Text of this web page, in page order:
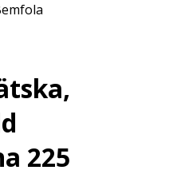
225